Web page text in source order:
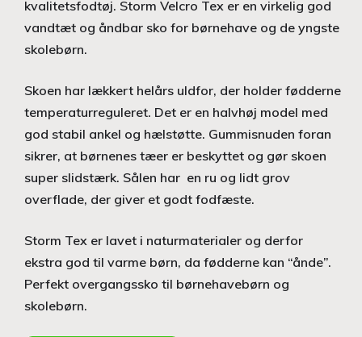
kvalitetsfodtøj. Storm Velcro Tex er en virkelig god
vandtæt og åndbar sko for børnehave og de yngste
skolebørn.
Skoen har lækkert helårs uldfor, der holder fødderne
temperaturreguleret. Det er en halvhøj model med
god stabil ankel og hælstøtte. Gummisnuden foran
sikrer, at børnenes tæer er beskyttet og gør skoen
super slidstærk. Sålen har en ru og lidt grov
overflade, der giver et godt fodfæste.
Storm Tex er lavet i naturmaterialer og derfor
ekstra god til varme børn, da fødderne kan “ånde”.
Perfekt overgangssko til børnehavebørn og
skolebørn.